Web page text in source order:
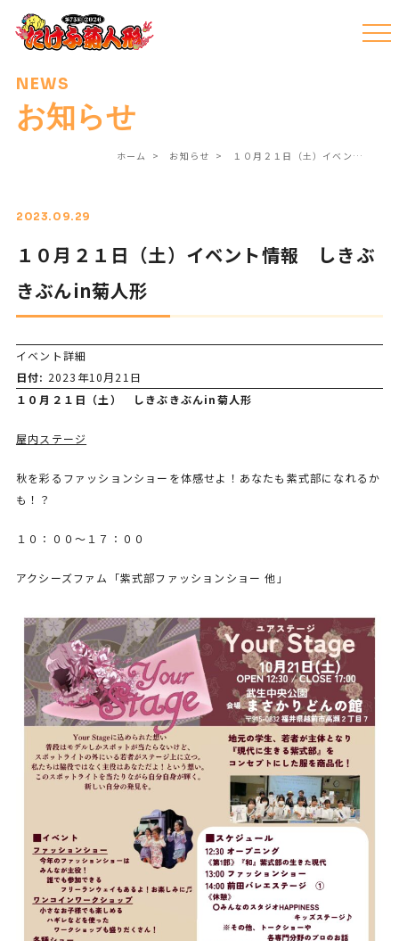
NEWS
お知らせ
ホーム お知らせ １０月２１日（土）イベン…
2023.09.29
１０月２１日（土）イベント情報 しきぶ
きぶんin菊人形
イベント詳細
日付: 2023年10月21日
１０月２１日（土） しきぶきぶんin菊人形
屋内ステージ
秋を彩るファッションショーを体感せよ！あなたも紫式部になれるか
も！？
１０：００～１７：００
アクシーズファム「紫式部ファッションショー 他」